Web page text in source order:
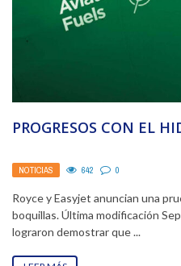
PROGRESOS CON EL
NOTICIAS 642 0
Royce y Easyjet anuncian una
boquillas. Última modificación
lograron demostrar que ...